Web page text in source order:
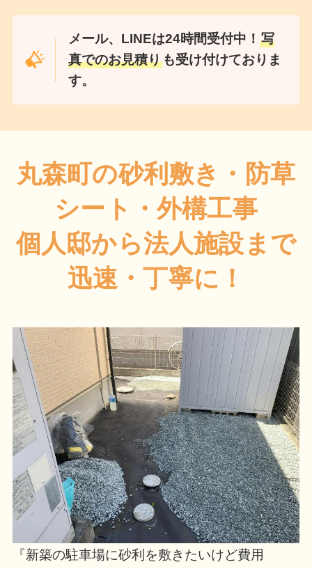
メール、LINEは24時間受付中！ 写
真でのお見積りも受け付けておりま
す。
丸森町の砂利敷き・防草
シート・外構工事
個人邸から法人施設まで
迅速・丁寧に！
『新築の駐車場に砂利を敷きたいけど費用